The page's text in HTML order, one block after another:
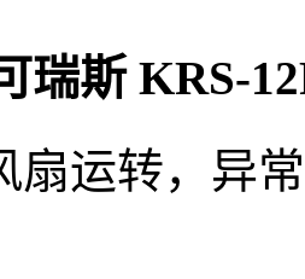
瑞斯 KRS-
扇运转，异